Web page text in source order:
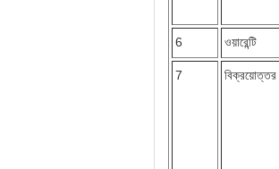
6 ওয়ারেন্টি
7
বিক্রয়োত্তর